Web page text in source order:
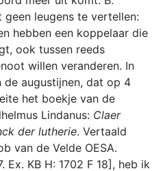
leugens te vertellen:
hebben een koppelaar die
ook tussen reeds
willen veranderen. In
augustijnen, dat op 4
het boekje van de
Lindanus: Claer
der lutherie. Vertaald
van de Velde OESA.
Ex. KB H: 1702 F 18], heb ik